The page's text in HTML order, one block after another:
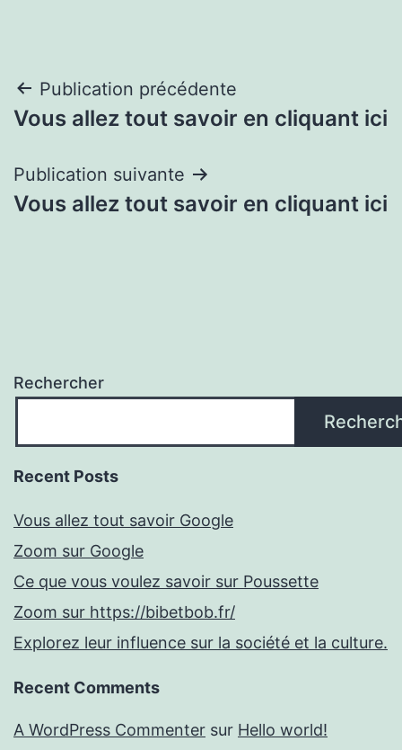
Navigation
de
l’article
Publication précédente
Vous allez tout savoir en cliquant ici
Publication suivante
Vous allez tout savoir en cliquant ici
Rechercher
Recent Posts
Vous allez tout savoir Google
Zoom sur Google
Ce que vous voulez savoir sur Poussette
Zoom sur https://bibetbob.fr/
Explorez leur influence sur la société et la culture.
Recent Comments
A WordPress Commenter sur Hello world!